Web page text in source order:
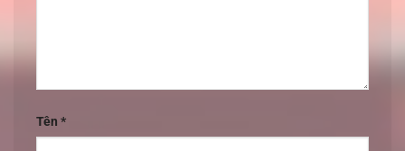
Tên *